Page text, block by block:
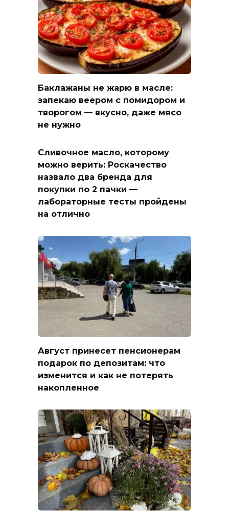
Баклажаны не жарю в масле:
запекаю веером с помидором и
творогом — вкусно, даже мясо
не нужно
Сливочное масло, которому
можно верить: Роскачество
назвало два бренда для
покупки по 2 пачки —
лабораторные тесты пройдены
на отлично
Август принесет пенсионерам
подарок по депозитам: что
изменится и как не потерять
накопленное